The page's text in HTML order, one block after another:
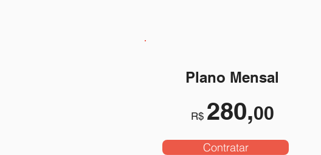
Plano Mensal
R$ 280,00
Contratar